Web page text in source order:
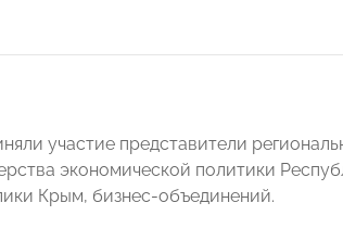
участие представители
экономической политики
Крым, бизнес-объединений.